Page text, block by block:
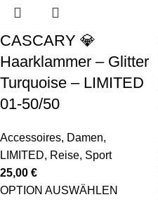
CASCARY 💎
Haarklammer – Glitter
Turquoise – LIMITED
01-50/50
Accessoires, Damen,
LIMITED, Reise, Sport
25,00 €
OPTION AUSWÄHLEN